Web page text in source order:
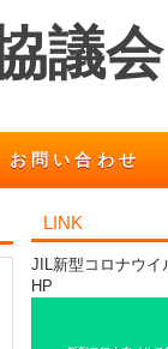
議会
お問い合わせ
LINK
JIL新型コロナウイ
HP